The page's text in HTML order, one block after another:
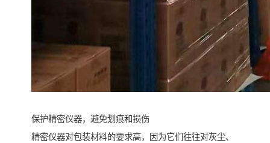
保护精密仪器，避免划痕和损伤
精密仪器对包装材料的要求高，因为它们往往对灰尘、